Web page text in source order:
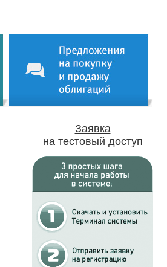
Заявка
на тестовый доступ